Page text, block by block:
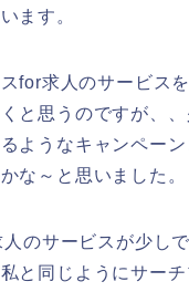
ます。
for求人のサービス
と思うのですが、
ようなキャンペー
な～と思いました。
のサービスが少し
と同じようにサー